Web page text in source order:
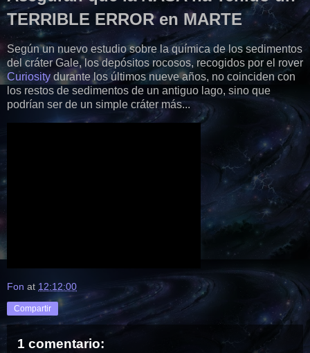
TERRIBLE ERROR en MARTE
Según un nuevo estudio sobre la química de los sedimentos
del cráter Gale, los depósitos rocosos, recogidos por el rover
Curiosity durante los últimos nueve años, no coinciden con
los restos de sedimentos de un antiguo lago, sino que
podrían ser de un simple cráter más...
Fon at 12:12:00
Compartir
1 comentario: